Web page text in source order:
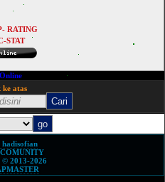
ke atas
hadisofian
2013-2026